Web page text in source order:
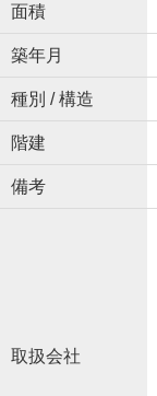
面積
築年月
種別 / 構造
階建
備考
取扱会社